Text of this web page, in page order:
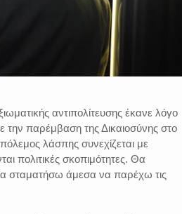
αντιπολίτευσης έκανε λόγο
την παρέμβαση της Δικαιοσύνης στο
λάσπης συνεχίζεται με
πολιτικές σκοπιμότητες. Θα
σταματήσω άμεσα να παρέχω τις